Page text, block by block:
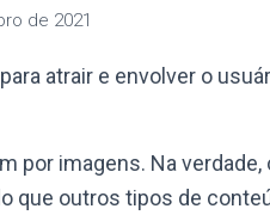
de 2021
atrair e envolver o
por imagens. Na
que outros tipos de